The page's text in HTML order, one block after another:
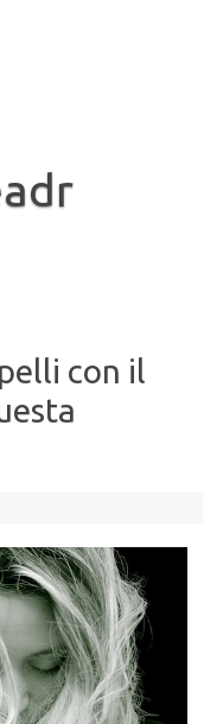
con il